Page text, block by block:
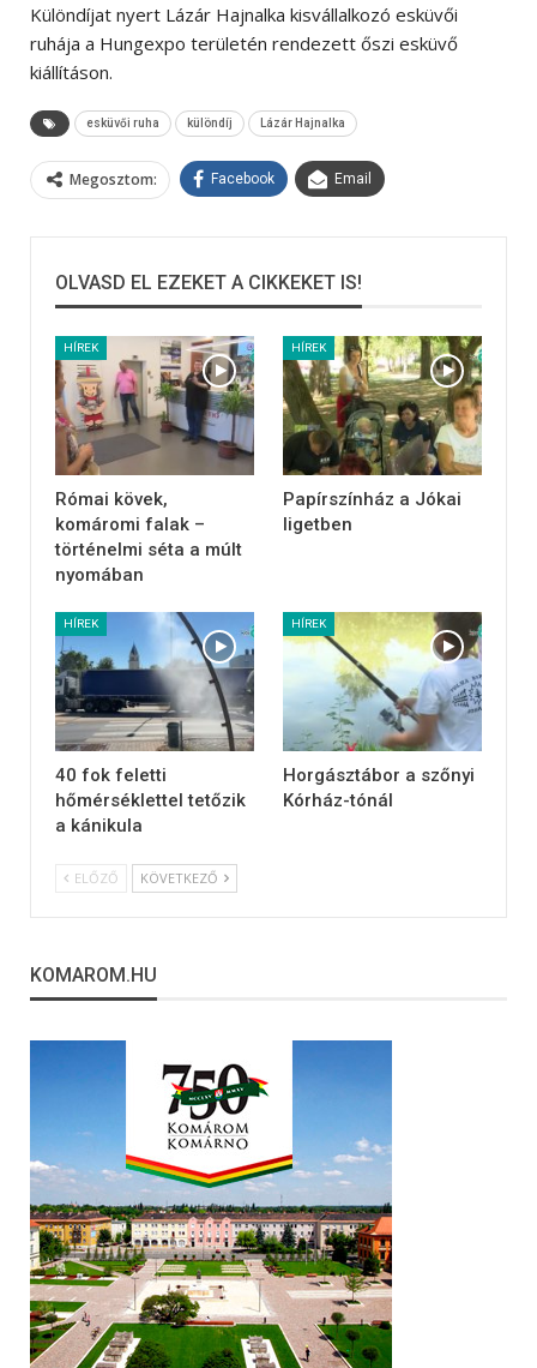
Különdíjat nyert Lázár Hajnalka kisvállalkozó esküvői
ruhája a Hungexpo területén rendezett őszi esküvő
kiállításon.
esküvői ruha különdíj Lázár Hajnalka
Megosztom: Facebook Email
OLVASD EL EZEKET A CIKKEKET IS!
HÍREK
Római kövek,
komáromi falak –
történelmi séta a múlt
nyomában
HÍREK
Papírszínház a Jókai
ligetben
HÍREK
40 fok feletti
hőmérséklettel tetőzik
a kánikula
HÍREK
Horgásztábor a szőnyi
Kórház-tónál
ELŐZŐ KÖVETKEZŐ
KOMAROM.HU